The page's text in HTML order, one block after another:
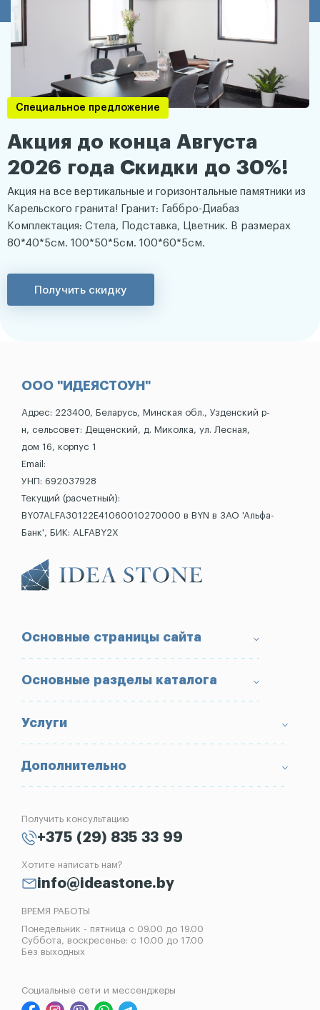
Специальное предложение
Акция до конца Августа
2026 года Скидки до 30%!
Акция на все вертикальные и горизонтальные памятники из
Карельского гранита! Гранит: Габбро-Диабаз
Комплектация: Стела, Подставка, Цветник. В размерах
80*40*5см. 100*50*5см. 100*60*5см.
Получить скидку
ООО "ИДЕЯСТОУН"
Адрес: 223400, Беларусь, Минская обл., Узденский р-
н, сельсовет: Дещенский, д. Миколка, ул. Лесная,
дом 16, корпус 1
Email:
УНП: 692037928
Текущий (расчетный):
BY07ALFA30122E41060010270000 в BYN в ЗАО 'Альфа-
Банк', БИК: ALFABY2X
Основные страницы сайта
О компании
Доставка и оплата
Условия возврата товара
Портфолио
Вопрос-Ответ
Блог
Контакты
Основные разделы каталога
Памятники
Ограды
Надгробные плиты
Вазы
Услуги
Благоустройство могил
Изготовление памятников
Рассрочка на памятник
Реставрация памятников
Демонтаж памятников
Дополнительно
Получить консультацию
+375 (29) 835 33 99
Хотите написать нам?
info@ideastone.by
ВРЕМЯ РАБОТЫ
Понедельник - пятница с 09.00 до 19.00
Суббота, воскресенье: с 10.00 до 17.00
Без выходных
Социальные сети и мессенджеры